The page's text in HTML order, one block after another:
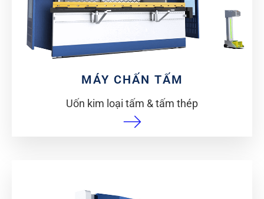
MÁY CHẤN TẤM
Uốn kim loại tấm & tấm thép